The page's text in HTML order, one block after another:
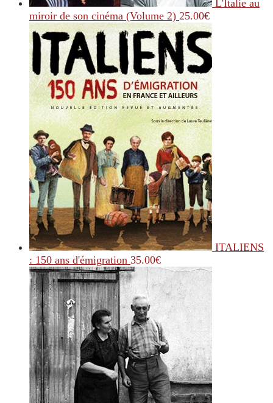
L'Italie au
miroir de son cinéma (Volume 2) 25.00€
ITALIENS
: 150 ans d'émigration 35.00€